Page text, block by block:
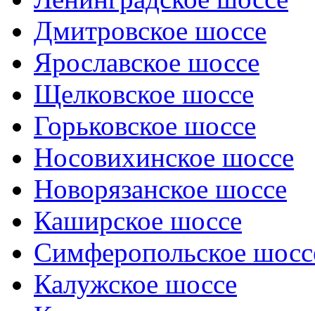
Дмитровское шоссе
Ярославское шоссе
Щелковское шоссе
Горьковское шоссе
Носовихинское шоссе
Новорязанское шоссе
Каширское шоссе
Симферопольское
Калужское шоссе